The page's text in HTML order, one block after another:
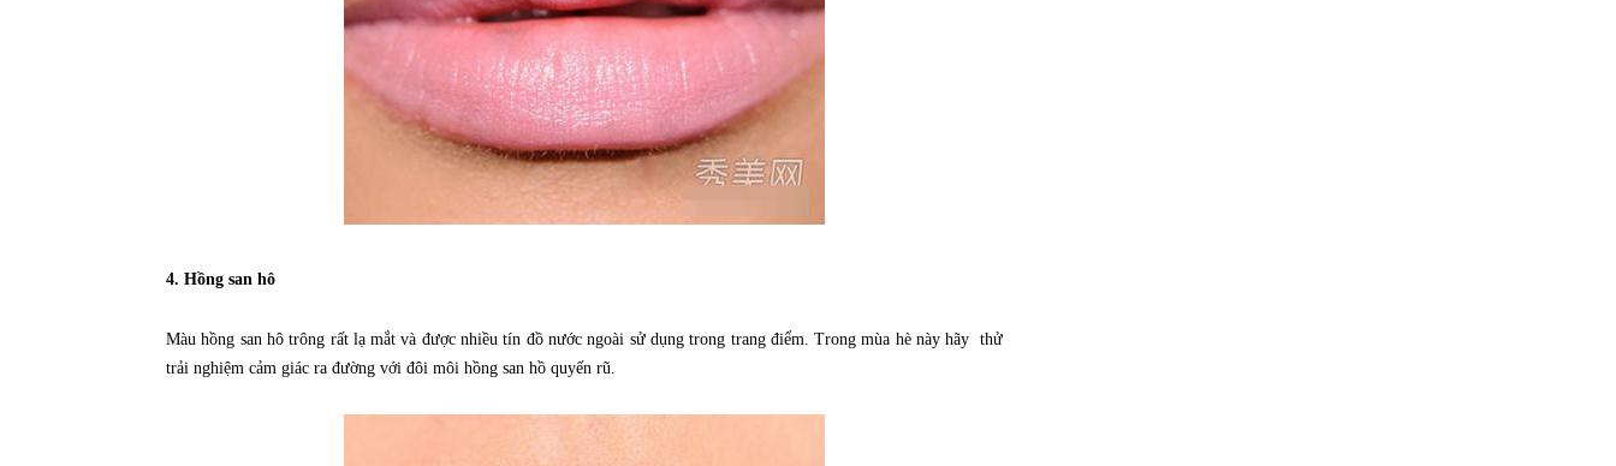
4. Hồng san hô
Màu hồng san hô trông rất lạ mắt và được nhiều tín đồ nước ngoài sử dụng trong trang điểm. Trong mùa hè này hãy thử
trải nghiệm cảm giác ra đường với đôi môi hồng san hồ quyến rũ.